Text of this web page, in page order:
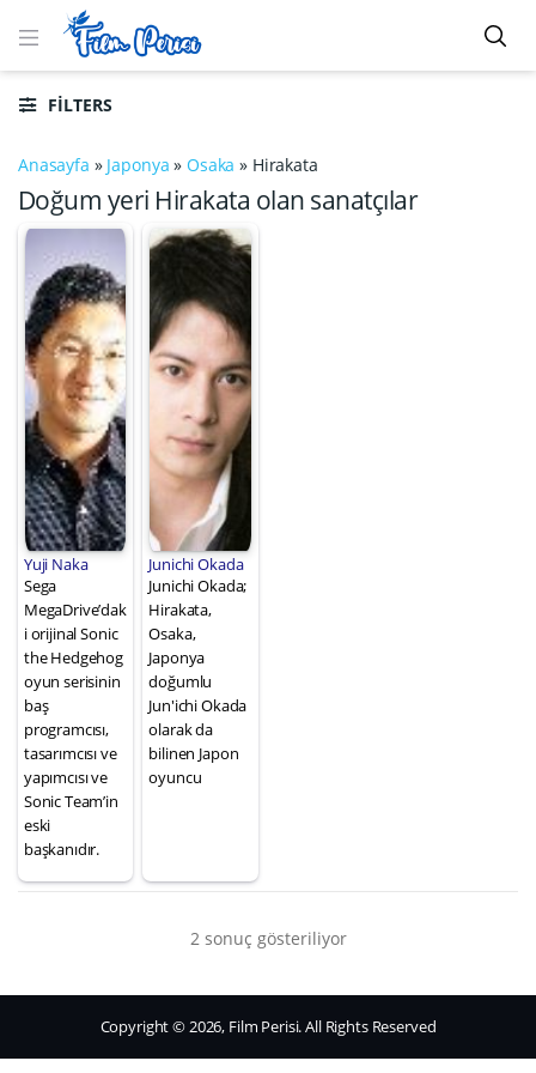
FILTERS
Anasayfa » Japonya »Osaka » Hirakata
Doğum yeri Hirakata olan sanatçılar
Yuji Naka
Sega
MegaDrive’dak
i orijinal Sonic
the Hedgehog
oyun serisinin
baş
programcısı,
tasarımcısı ve
yapımcısı ve
Sonic Team’in
eski
başkanıdır.
Junichi Okada
Junichi Okada;
Hirakata,
Osaka,
Japonya
doğumlu
Jun'ichi Okada
olarak da
bilinen Japon
oyuncu
2 sonuç gösteriliyor
Copyright © 2026, Film Perisi. All Rights Reserved